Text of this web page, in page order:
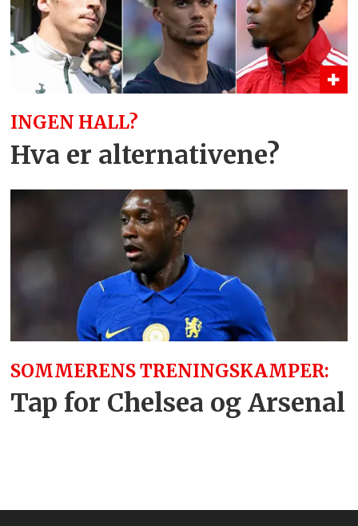
INGEN HALL?
Hva er alternativene?
SOMMERENS TRENINGSKAMPER:
Tap for Chelsea og Arsenal